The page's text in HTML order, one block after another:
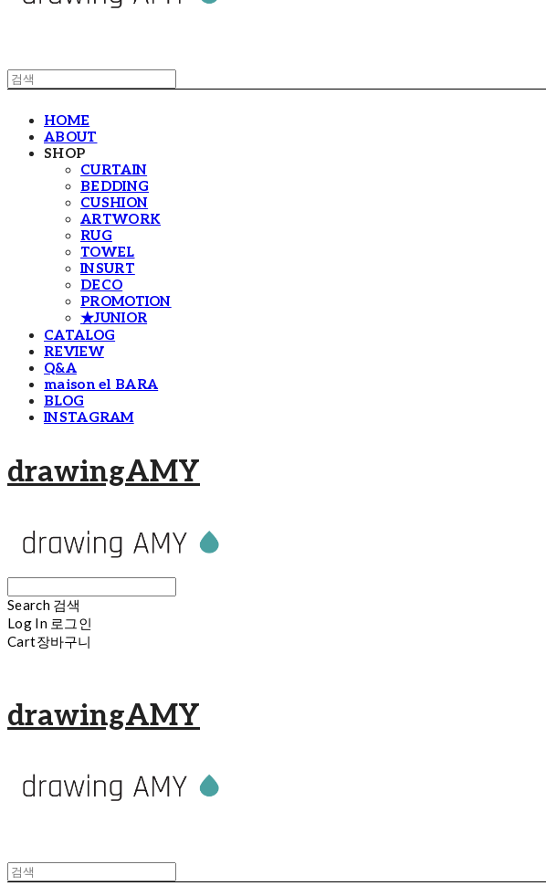
HOME
ABOUT
SHOP
CURTAIN
BEDDING
CUSHION
ARTWORK
RUG
TOWEL
INSURT
DECO
PROMOTION
★JUNIOR
CATALOG
REVIEW
Q&A
maison el BARA
BLOG
INSTAGRAM
drawingAMY
Search 검색
Log In 로그인
Cart장바구니
drawingAMY